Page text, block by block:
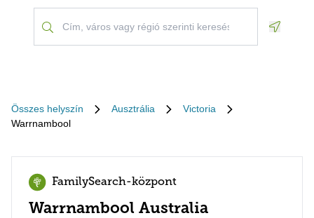
Összes helyszín Ausztrália
Victoria
Warrnambool
FamilySearch-központ
Warrnambool Australia